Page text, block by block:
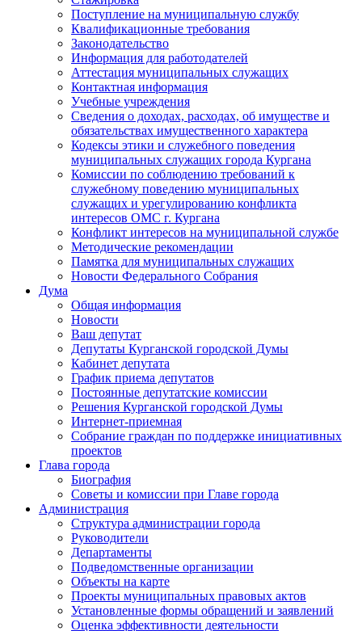
Поступление на муниципальную службу
Квалификационные требования
Законодательство
Информация для работодателей
Аттестация муниципальных служащих
Контактная информация
Учебные учреждения
Сведения о доходах, расходах, об имуществе и
обязательствах имущественного характера
Кодексы этики и служебного поведения
муниципальных служащих города Кургана
Комиссии по соблюдению требований к
служебному поведению муниципальных
служащих и урегулированию конфликта
интересов ОМС г. Кургана
Конфликт интересов на муниципальной службе
Методические рекомендации
Памятка для муниципальных служащих
Новости Федерального Cобрания
Дума
Общая информация
Новости
Ваш депутат
Депутаты Курганской городской Думы
Кабинет депутата
График приема депутатов
Постоянные депутатские комиссии
Решения Курганской городской Думы
Интернет-приемная
Собрание граждан по поддержке инициативных
проектов
Глава города
Биография
Советы и комиссии при Главе города
Администрация
Структура администрации города
Руководители
Департаменты
Подведомственные организации
Объекты на карте
Проекты муниципальных правовых актов
Установленные формы обращений и заявлений
Оценка эффективности деятельности